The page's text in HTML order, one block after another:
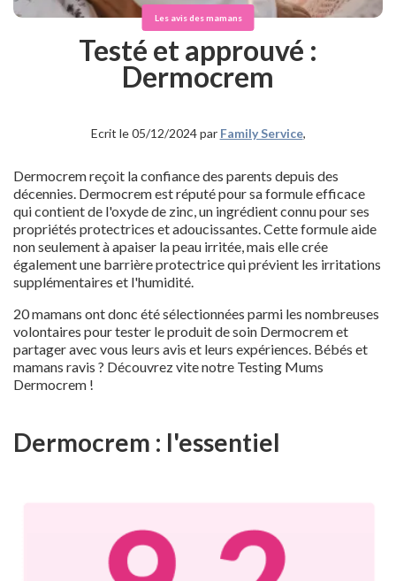
Les avis des mamans
Testé et approuvé :
Dermocrem
Ecrit le 05/12/2024 par Family Service,
Dermocrem reçoit la confiance des parents depuis des
décennies. Dermocrem est réputé pour sa formule efficace
qui contient de l'oxyde de zinc, un ingrédient connu pour ses
propriétés protectrices et adoucissantes. Cette formule aide
non seulement à apaiser la peau irritée, mais elle crée
également une barrière protectrice qui prévient les irritations
supplémentaires et l'humidité.
20 mamans ont donc été sélectionnées parmi les nombreuses
volontaires pour tester le produit de soin Dermocrem et
partager avec vous leurs avis et leurs expériences. Bébés et
mamans ravis ? Découvrez vite notre Testing Mums
Dermocrem !
Dermocrem : l'essentiel